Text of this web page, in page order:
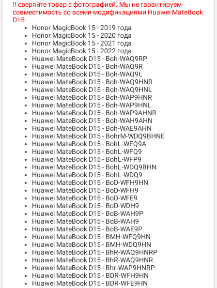
!! сверяйте товар с фотографией. Мы не гарантируем
совместимость со всеми модификациями Huawei MateBook
D15
Honor MagicBook 15 - 2019 года
Honor MagicBook 15 - 2020 года
Honor MagicBook 15 - 2021 года
Honor MagicBook 15 - 2022 года
Huawei MateBook D15 - Boh-WAQ9RP
Huawei MateBook D15 - Boh-WAQ9R
Huawei MateBook D15 - Boh-WAQ9L
Huawei MateBook D15 - Boh-WAQ9HNR
Huawei MateBook D15 - Boh-WAQ9HNL
Huawei MateBook D15 - Boh-WAP9HNR
Huawei MateBook D15 - Boh-WAP9HNL
Huawei MateBook D15 - Boh-WAP9AHNR
Huawei MateBook D15 - Boh-WAH9AHN
Huawei MateBook D15 - Boh-WAE9AHN
Huawei MateBook D15 - BohrM-WDQ9BHNE
Huawei MateBook D15 - BohL-WFQ9A
Huawei MateBook D15 - BohL-WFQ9
Huawei MateBook D15 - BohL-WFP9
Huawei MateBook D15 - BohL-WDQ9BHN
Huawei MateBook D15 - BohL-WDQ9
Huawei MateBook D15 - BoD-WFH9HN
Huawei MateBook D15 - BoD-WFH9
Huawei MateBook D15 - BoD-WFE9
Huawei MateBook D15 - BoD-WDH9
Huawei MateBook D15 - BoB-WAH9P
Huawei MateBook D15 - BoB-WAH9
Huawei MateBook D15 - BoB-WAE9P
Huawei MateBook D15 - BMH-WFQ9HN
Huawei MateBook D15 - BMH-WDQ9HN
Huawei MateBook D15 - BhR-WAQ9HNRP
Huawei MateBook D15 - BhR-WAQ9HNR
Huawei MateBook D15 - Bhr-WAP9HNRP
Huawei MateBook D15 - BDR-WFH9HN
Huawei MateBook D15 - BDR-WFE9HN